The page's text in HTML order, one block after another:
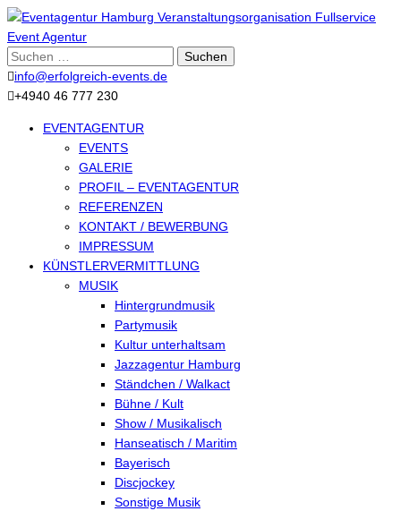
Suche
nach:
info@erfolgreich-events.de
+4940 46 777 230
EVENTAGENTUR
EVENTS
GALERIE
PROFIL – EVENTAGENTUR
REFERENZEN
KONTAKT / BEWERBUNG
IMPRESSUM
KÜNSTLERVERMITTLUNG
MUSIK
Hintergrundmusik
Partymusik
Kultur unterhaltsam
Jazzagentur Hamburg
Ständchen / Walkact
Bühne / Kult
Show / Musikalisch
Hanseatisch / Maritim
Bayerisch
Discjockey
Sonstige Musik